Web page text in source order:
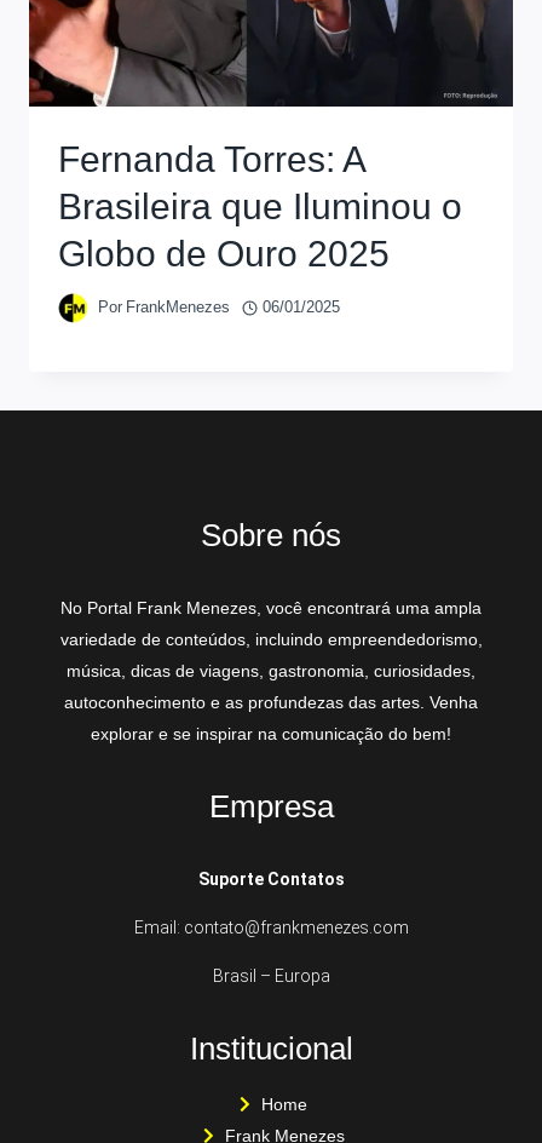
Fernanda Torres: A
Brasileira que Iluminou o
Globo de Ouro 2025
Por FrankMenezes 06/01/2025
Sobre nós
No Portal Frank Menezes, você encontrará uma ampla
variedade de conteúdos, incluindo empreendedorismo,
música, dicas de viagens, gastronomia, curiosidades,
autoconhecimento e as profundezas das artes. Venha
explorar e se inspirar na comunicação do bem!
Empresa
Suporte Contatos
Email: contato@frankmenezes.com
Brasil – Europa
Institucional
Home
Frank Menezes